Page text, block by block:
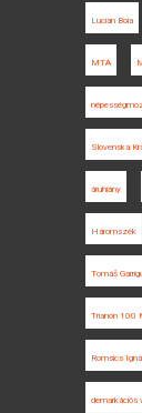
Lucian Boia
MTA
Slovenska
áruhiány
Háromszék
Tomáš
Trianon 100
Romsics
demarkációs